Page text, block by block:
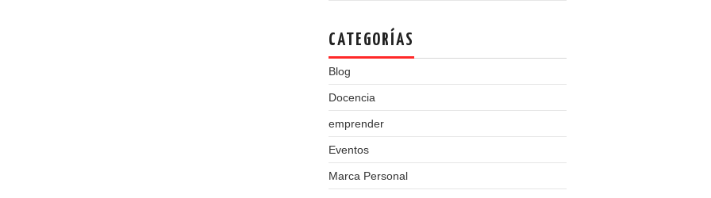
CATEGORÍAS
Blog
Docencia
emprender
Eventos
Marca Personal